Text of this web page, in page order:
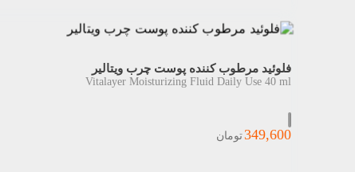
فلوئید مرطوب کننده پوست چرب ویتالیر
Vitalayer Moisturizing Fluid Daily Use 40 ml
349,600تومان